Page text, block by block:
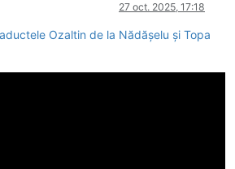
27 oct. 2025, 17:18
Ozaltin de la Nădășelu și Topa